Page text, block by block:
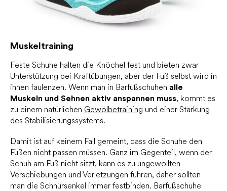
Muskeltraining
Feste Schuhe halten die Knöchel fest und bieten zwar
Unterstützung bei Kraftübungen, aber der Fuß selbst wird in
ihnen faulenzen. Wenn man in Barfußschuhen alle
Muskeln und Sehnen aktiv anspannen muss, kommt es
zu einem natürlichen Gewölbetraining und einer Stärkung
des Stabilisierungssystems.
Damit ist auf keinem Fall gemeint, dass die Schuhe den
Füßen nicht passen müssen. Ganz im Gegenteil, wenn der
Schuh am Fuß nicht sitzt, kann es zu ungewollten
Verschiebungen und Verletzungen führen, daher sollten
man die Schnürsenkel immer festbinden. Barfußschuhe